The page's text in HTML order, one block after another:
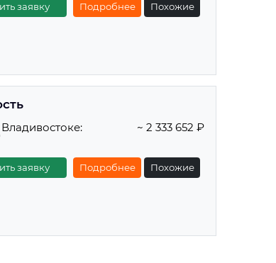
заявку Подробнее Похожие
~ 2 333 652 ₽
заявку Подробнее Похожие